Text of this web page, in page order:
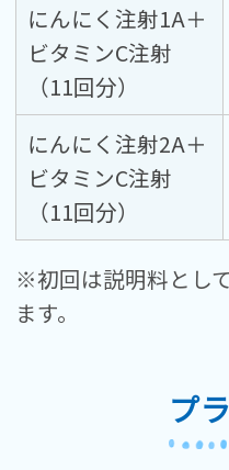
にんにく注射1A＋
ビタミンC注射
（11回分）
にんにく注射2A＋
ビタミンC注射
（11回分）
※初回は説明料とし
ます。
プ